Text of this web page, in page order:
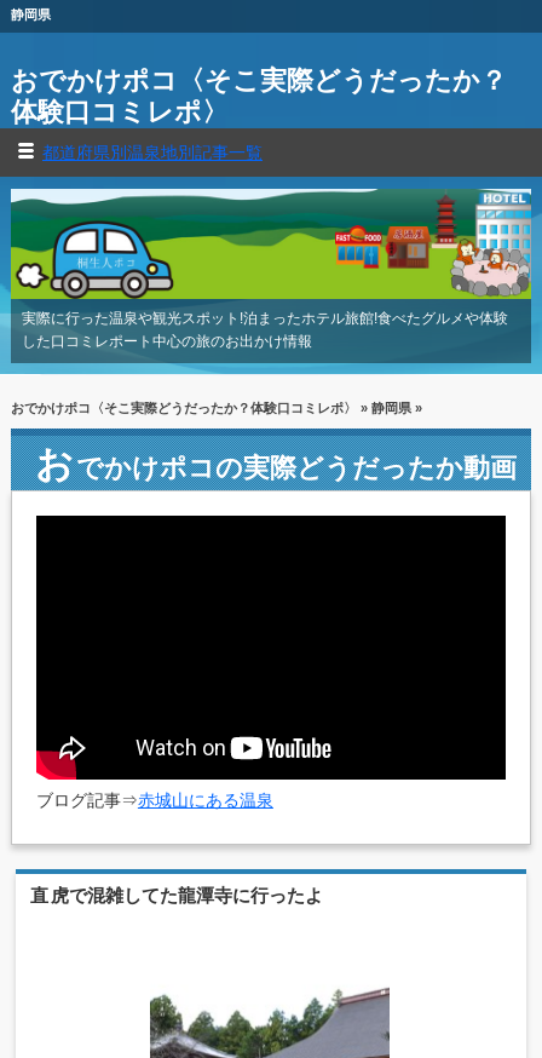
静岡県
おでかけポコ〈そこ実際どうだったか？
体験口コミレポ〉
都道府県別温泉地別記事一覧
実際に行った温泉や観光スポット!泊まったホテル旅館!食べたグルメや体験
した口コミレポート中心の旅のお出かけ情報
おでかけポコ〈そこ実際どうだったか？体験口コミレポ〉 » 静岡県»
おでかけポコの実際どうだったか動画
ブログ記事⇒赤城山にある温泉
直虎で混雑してた龍潭寺に行ったよ